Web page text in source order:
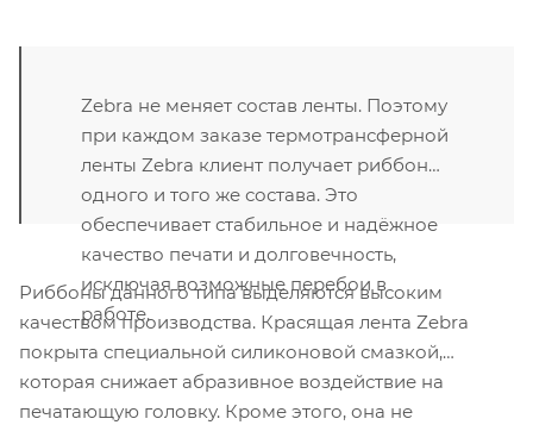
Zebra не меняет состав ленты. Поэтому
при каждом заказе термотрансферной
ленты Zebra клиент получает риббон
одного и того же состава. Это
обеспечивает стабильное и надёжное
качество печати и долговечность,
исключая возможные перебои в
работе.
Риббоны данного типа выделяются высоким
качеством производства. Красящая лента Zebra
покрыта специальной силиконовой смазкой,
которая снижает абразивное воздействие на
печатающую головку. Кроме этого, она не